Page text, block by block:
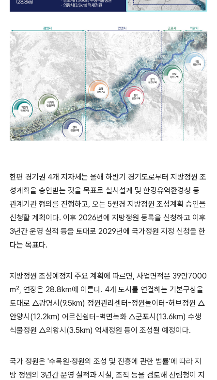
한편 경기권 4개 지자체는 올해 하반기 경기도로부터 지방정원 조
성계획을 승인받는 것을 목표로 실시설계 및 한강유역환경청 등
관계기관 협의를 진행하고, 오는 5월경 지방정원 조성계획 승인을
신청할 계획이다. 이후 2026년에 지방정원 등록을 신청하고 이후
3년간 운영 실적 등을 토대로 2029년에 국가정원 지정 신청을 한
다는 목표다.
지방정원 조성예정지 주요 계획에 따르면, 사업면적은 39만7000
㎡, 연장은 28.8km에 이른다. 4개 도시를 연결하는 기본구상을
토대로 △광명시 (9.5km) 정원관리센터-정원놀이터-허브정원 △
안양시 (12.2km) 어르신쉼터-벽면녹화 △군포시 (13.6km) 수생
식물정원 △의왕시 (3.5km) 억새정원 등이 조성될 예정이다.
국가 정원은 '수목원·정원의 조성 및 진흥에 관한 법률'에 따라 지
방 정원의 3년간 운영 실적과 시설, 조직 등을 검토해 산림청이 지